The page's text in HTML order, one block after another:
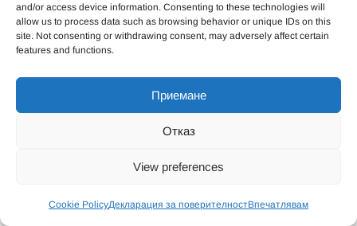
and/or access device information. Consenting to these technologies will
allow us to process data such as browsing behavior or unique IDs on this
site. Not consenting or withdrawing consent, may adversely affect certain
features and functions.
Приемане
Отказ
View preferences
Cookie PolicyДекларация за поверителностВпечатлявам
Proudly powered by WordPress |Theme: FreeNews
Общи условия